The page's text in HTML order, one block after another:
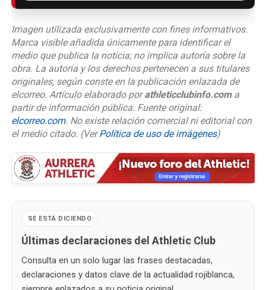
Imagen utilizada exclusivamente con fines informativos.
Marca visible añadida únicamente para identificar el
medio que publica la noticia; no implica autoría sobre la
obra. La autoría y los derechos pertenecen a sus titulares
originales, según conste en la publicación enlazada de
elcorreo. Artículo elaborado porathleticclubinfo.coma
partir de información pública. Fuente original:
elcorreo.com. No existe relación comercial ni editorial con
el medio citado. (VerPolítica de uso de imágenes)
SE ESTÁ DICIENDO
Últimas declaraciones del Athletic Club
Consulta en un solo lugar las frases destacadas,
declaraciones y datos clave de la actualidad rojiblanca,